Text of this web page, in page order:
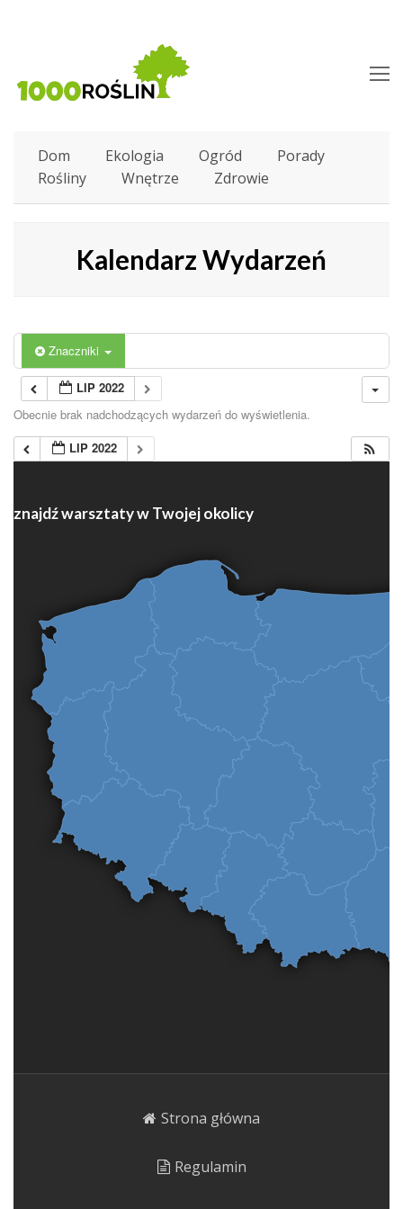
Dom Ekologia Ogród
Porady
Rośliny
Wnętrze Zdrowie
Kalendarz Wydarzeń
Znaczniki
LIP 2022
Obecnie brak nadchodzących wydarzeń do wyświetlenia.
LIP 2022
znajdź warsztaty w Twojej okolicy
Strona główna
Regulamin